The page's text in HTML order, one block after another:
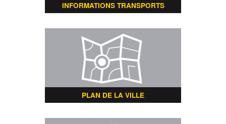
INFORMATIONS TRANSPORTS
PLAN DE LA VILLE